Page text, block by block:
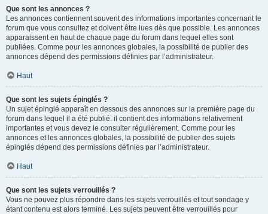
Que sont les annonces ?
Les annonces contiennent souvent des informations importantes concernant le
forum que vous consultez et doivent être lues dès que possible. Les annonces
apparaissent en haut de chaque page du forum dans lequel elles sont
publiées. Comme pour les annonces globales, la possibilité de publier des
annonces dépend des permissions définies par l’administrateur.
Haut
Que sont les sujets épinglés ?
Un sujet épinglé apparaît en dessous des annonces sur la première page du
forum dans lequel il a été publié. il contient des informations relativement
importantes et vous devez le consulter régulièrement. Comme pour les
annonces et les annonces globales, la possibilité de publier des sujets
épinglés dépend des permissions définies par l’administrateur.
Haut
Que sont les sujets verrouillés ?
Vous ne pouvez plus répondre dans les sujets verrouillés et tout sondage y
étant contenu est alors terminé. Les sujets peuvent être verrouillés pour